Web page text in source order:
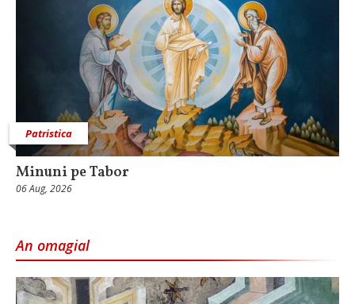
Patristica
Minuni pe Tabor
06 Aug, 2026
An omagial